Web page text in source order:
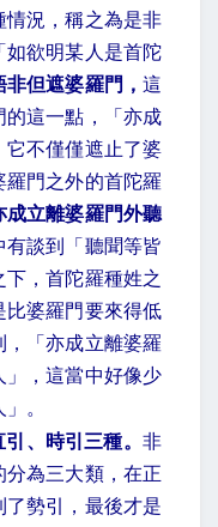
情況，稱之為是非
欲明某人是首陀
非但遮婆羅門，這
這一點，「亦成
它不僅僅遮止了婆
門之外的首陀羅
成立離婆羅門外聽
有談到「聽聞等皆
，首陀羅種姓之
比婆羅門要來得低
「亦成立離婆羅
」，這當中好像少
。
、時引三種。 非
為三大類，在正
勢引，最後才是